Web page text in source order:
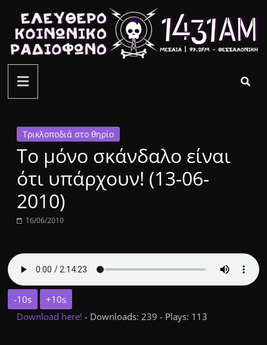
περιεχόμενο
ελεύθερο
κοινωνικό
ραδιόφωνο
1431AM
Τρικλοποδιά στο θηρίο
Το μόνο σκάνδαλο είναι
ότι υπάρχουν! (13-06-
2010)
16/06/2010
-10s
+10s
Download here!- Downloads: 239 - Plays: 113